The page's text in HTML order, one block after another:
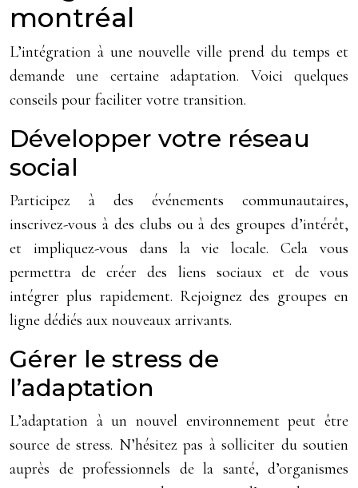
montréal
L’intégration à une nouvelle ville prend du temps et
demande une certaine adaptation. Voici quelques
conseils pour faciliter votre transition.
Développer votre réseau
social
Participez à des événements communautaires,
inscrivez-vous à des clubs ou à des groupes d’intérêt,
et impliquez-vous dans la vie locale. Cela vous
permettra de créer des liens sociaux et de vous
intégrer plus rapidement. Rejoignez des groupes en
ligne dédiés aux nouveaux arrivants.
Gérer le stress de
l’adaptation
L’adaptation à un nouvel environnement peut être
source de stress. N’hésitez pas à solliciter du soutien
auprès de professionnels de la santé, d’organismes